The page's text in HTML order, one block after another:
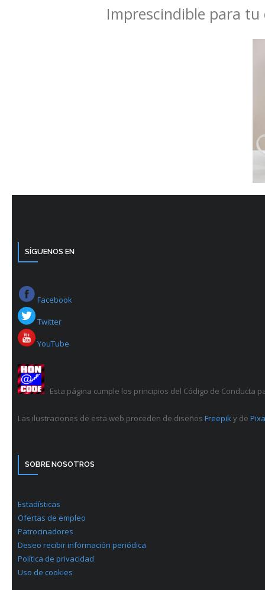
Imprescindible para
SÍGUENOS EN
Facebook
Twitter
YouTube
Esta página cumple los principios del Código de Conducta
Las ilustraciones de esta web proceden de diseños Freepiky de
SOBRE NOSOTROS
Estadísticas
Ofertas de empleo
Patrocinadores
Deseo recibir información periódica
Política de privacidad
Uso de cookies